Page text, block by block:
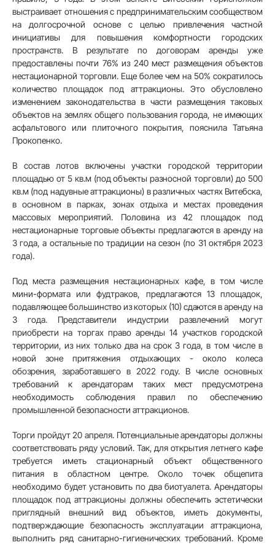
выстраивает отношения с предпринимательским сообществом
на долгосрочной основе с целью привлечения частной
инициативы для повышения комфортности городских
пространств. В результате по договорам аренды уже
предоставлены почти 76% из 240 мест размещения объектов
нестационарной торговли. Еще более чем на 50% сократилось
количество площадок под аттракционы. Это обусловлено
изменением законодательства в части размещения таковых
объектов на землях общего пользования города, не имеющих
асфальтового или плиточного покрытия, пояснила Татьяна
Прокопенко.
В состав лотов включены участки городской территории
площадью от 5 кв.м (под объекты разносной торговли) до 500
кв.м (под надувные аттракционы) в различных частях Витебска,
в основном в парках, зонах отдыха и местах проведения
массовых мероприятий. Половина из 42 площадок под
нестационарные торговые объекты предлагаются в аренду на
3 года, а остальные по традиции на сезон (по 31 октября 2023
года).
Под места размещения нестационарных кафе, в том числе
мини-формата или фудтраков, предлагаются 13 площадок,
подавляющее большинство из которых (10) сдаются в аренду на
3 года. Представители индустрии развлечений могут
приобрести на торгах право аренды 14 участков городской
территории, из них только два на срок 3 года, в том числе в
новой зоне притяжения отдыхающих - около колеса
обозрения, заработавшего в 2022 году. В числе основных
требований к арендаторам таких мест предусмотрена
необходимость соблюдения правил по обеспечению
промышленной безопасности аттракционов.
Торги пройдут 20 апреля. Потенциальные арендаторы должны
соответствовать ряду условий. Так, для открытия летнего кафе
требуется иметь стационарный объект общественного
питания в областном центре. Около точек общепита
необходимо будет установить по два биотуалета. Арендаторы
площадок под аттракционы должны обеспечить эстетически
приглядный внешний вид объектов, иметь документы,
подтверждающие безопасность эксплуатации аттракциона,
выполнить ряд санитарно-гигиенических требований. Кроме